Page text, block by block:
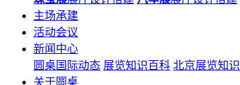
主场承建
活动会议
新闻中心
圆桌国际动态 展览知识百科 北京展览知识
关于圆桌